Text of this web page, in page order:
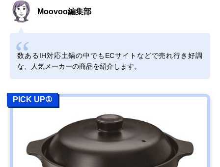
Moovoo編集部
数あるIH対応土鍋の中でもECサイトなどで売れ行き好調
な、人気メーカーの商品を紹介します。
PICK UP①